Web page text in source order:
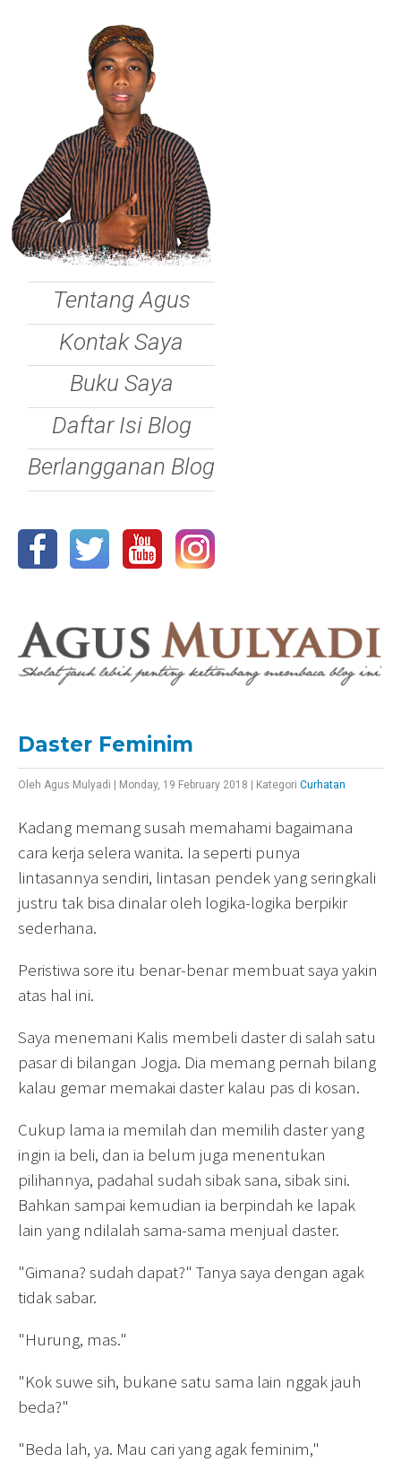
Tentang Agus
Kontak Saya
Buku Saya
Daftar Isi Blog
Berlangganan Blog
Daster Feminim
Oleh Agus Mulyadi Monday, 19 February 2018 Kategori Curhatan
Kadang memang susah memahami bagaimana
cara kerja selera wanita. Ia seperti punya
lintasannya sendiri, lintasan pendek yang seringkali
justru tak bisa dinalar oleh logika-logika berpikir
sederhana.
Peristiwa sore itu benar-benar membuat saya yakin
atas hal ini.
Saya menemani Kalis membeli daster di salah satu
pasar di bilangan Jogja. Dia memang pernah bilang
kalau gemar memakai daster kalau pas di kosan.
Cukup lama ia memilah dan memilih daster yang
ingin ia beli, dan ia belum juga menentukan
pilihannya, padahal sudah sibak sana, sibak sini.
Bahkan sampai kemudian ia berpindah ke lapak
lain yang ndilalah sama-sama menjual daster.
"Gimana? sudah dapat?" Tanya saya dengan agak
tidak sabar.
"Hurung, mas."
"Kok suwe sih, bukane satu sama lain nggak jauh
beda?"
"Beda lah, ya. Mau cari yang agak feminim,"